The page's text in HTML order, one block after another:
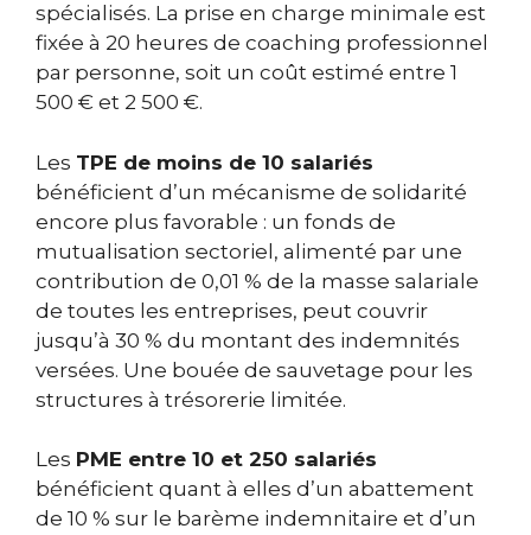
spécialisés. La prise en charge minimale est
fixée à 20 heures de coaching professionnel
par personne, soit un coût estimé entre 1
500 € et 2 500 €.
Les TPE de moins de 10 salariés
bénéficient d’un mécanisme de solidarité
encore plus favorable : un fonds de
mutualisation sectoriel, alimenté par une
contribution de 0,01 % de la masse salariale
de toutes les entreprises, peut couvrir
jusqu’à 30 % du montant des indemnités
versées. Une bouée de sauvetage pour les
structures à trésorerie limitée.
Les PME entre 10 et 250 salariés
bénéficient quant à elles d’un abattement
de 10 % sur le barème indemnitaire et d’un